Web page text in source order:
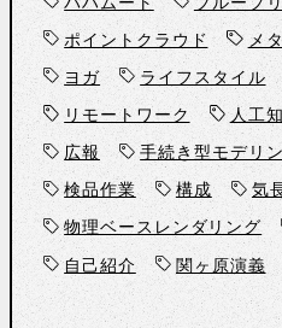
ポイントクラウド
メ
ヨガ
ライフスタイル
リモートワーク
人工
広報
手続き型モデリ
検品作業
構成
気
物理ベースレンダリング
自己紹介
関ヶ原演義